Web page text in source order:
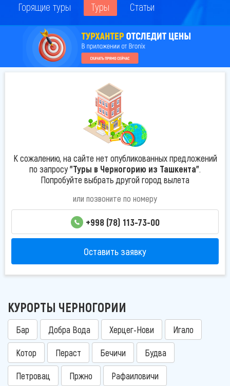
Горящие туры Туры Статьи
К сожалению, на сайте нет опубликованных предложений
по запросу"Туры в Черногорию из Ташкента".
Попробуйте выбрать другой город вылета
или позвоните по номеру
+998 (78) 113-73-00
Оставить заявку
КУРОРТЫ ЧЕРНОГОРИИ
Бар Добра Вода Херцег-Нови Игало
Котор Пераст Бечичи Будва
Петровац Пржно Рафаиловичи